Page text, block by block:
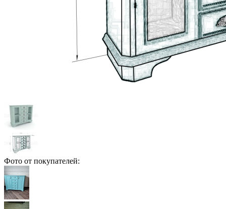
Фото от покупателей: